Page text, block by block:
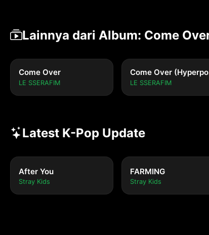
Lainnya dari Album: Come
Come Over
LE SSERAFIM LE SSERAFIM
Latest K-Pop Update
After You
Stray Kids
FARMING
Stray Kids